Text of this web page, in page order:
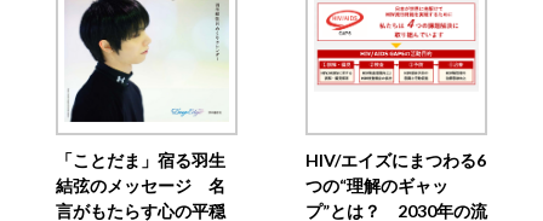
「ことだま」宿る羽生
結弦のメッセージ 名
言がもたらす心の平穏
HIV/エイズにまつわる6
つの“理解のギャッ
プ”とは？ 2030年の流